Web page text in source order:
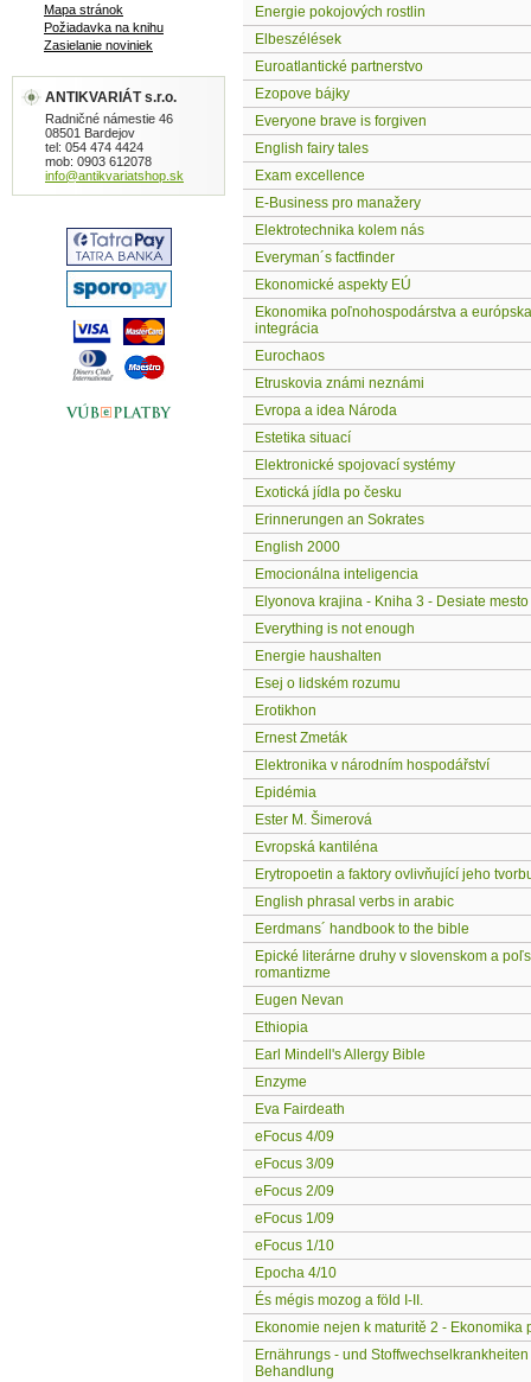
Energie pokojových rostlin
Elbeszélések
Euroatlantické partnerstvo
Ezopove bájky
Everyone brave is forgiven
English fairy tales
Exam excellence
E-Business pro manažery
Elektrotechnika kolem nás
Everyman´s factfinder
Ekonomické aspekty EÚ
Ekonomika poľnohospodárstva a európska
integrácia
Eurochaos
Etruskovia známi neznámi
Evropa a idea Národa
Estetika situací
Elektronické spojovací systémy
Exotická jídla po česku
Erinnerungen an Sokrates
English 2000
Emocionálna inteligencia
Elyonova krajina - Kniha 3 - Desiate mesto
Everything is not enough
Energie haushalten
Esej o lidském rozumu
Erotikhon
Ernest Zmeták
Elektronika v národním hospodářství
Epidémia
Ester M. Šimerová
Evropská kantiléna
Erytropoetin a faktory ovlivňující jeho
English phrasal verbs in arabic
Eerdmans´ handbook to the bible
Epické literárne druhy v slovenskom a
romantizme
Eugen Nevan
Ethiopia
Earl Mindell's Allergy Bible
Enzyme
Eva Fairdeath
eFocus 4/09
eFocus 3/09
eFocus 2/09
eFocus 1/09
eFocus 1/10
Epocha 4/10
És mégis mozog a föld I-II.
Ekonomie nejen k maturitě 2 - Ekonomika
Ernährungs - und
Behandlung
Mapa stránok
Požiadavka na knihu
Zasielanie noviniek
ANTIKVARIÁT s.r.o.
Radničné námestie 46
08501 Bardejov
tel: 054 474 4424
mob: 0903 612078
info@antikvariatshop.sk